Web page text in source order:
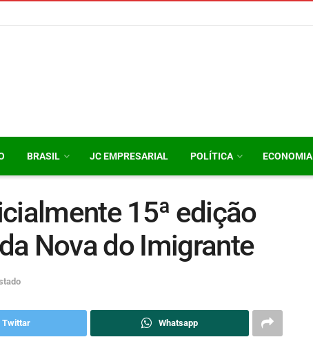
BRASIL JC EMPRESARIAL POLÍTICA ECONOMIA
15ª edição
Nova do Imigrante
Twittar Whatsapp